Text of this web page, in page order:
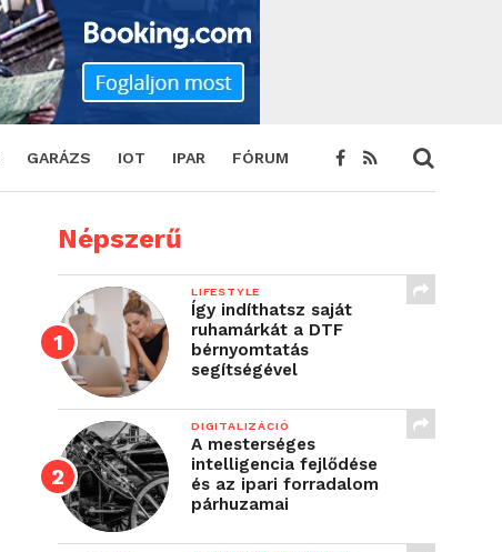
GARÁZS IOT IPAR FÓRUM
Népszerű
LIFESTYLE
Így indíthatsz saját
ruhamárkát a DTF
bérnyomtatás
segítségével
DIGITALIZÁCIÓ
A mesterséges
intelligencia fejlődése
és az ipari forradalom
párhuzamai